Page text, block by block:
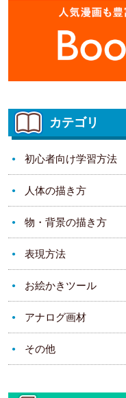
カテゴリ
初心者向け学習方法
人体の描き方
物・背景の描き方
表現方法
お絵かきツール
アナログ画材
その他